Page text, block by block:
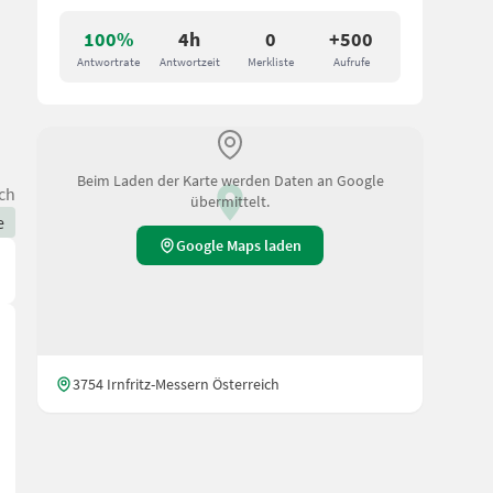
100%
Antwortrate
4h
Antwortzeit
0
Merkliste
+500
Aufrufe
Beim Laden der Karte werden Daten an Google
übermittelt.
Google Maps laden
3754 Irnfritz-Messern Österreich